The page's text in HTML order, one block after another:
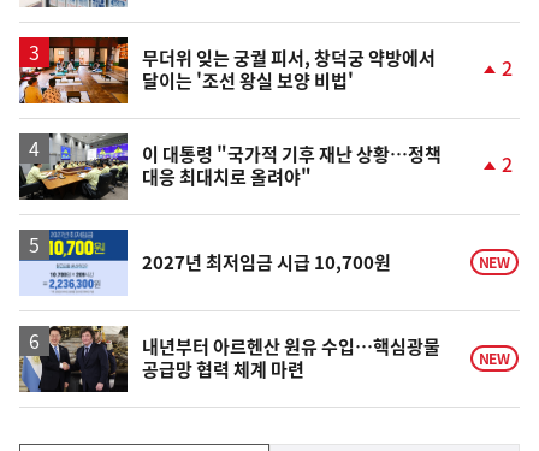
상
무더위 잊는 궁궐 피서, 창덕궁 약방에서
달이는 '조선 왕실 보양 비법'
상
2
이 대통령 "국가적 기후 재난 상황…정책
대응 최대치로 올려야"
상
승
2
2027년 최저임금 시급 10,700원 NEW
내년부터 아르헨산 원유 수입…핵심광물
공급망 협력 체계 마련
NEW